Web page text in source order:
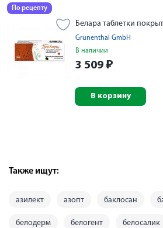
По рецепту
Белара таблетки
Grunenthal GmbH
В наличии
3 509 ₽
В корзину
Также ищут:
азилект азопт баклосан
белодерм белогент белосалик